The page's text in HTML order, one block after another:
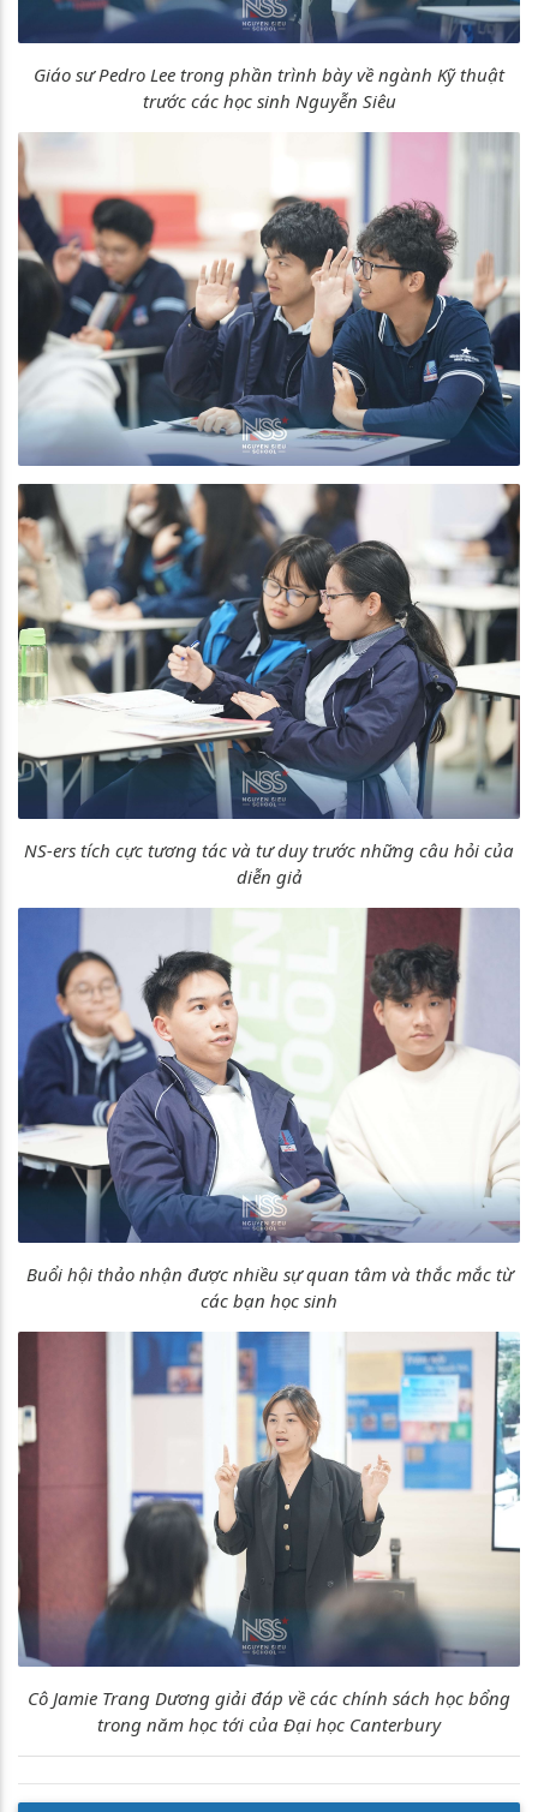
Giáo sư Pedro Lee trong phần trình bày về ngành Kỹ thuật
trước các học sinh Nguyễn Siêu
NS-ers tích cực tương tác và tư duy trước những câu hỏi của
diễn giả
Buổi hội thảo nhận được nhiều sự quan tâm và thắc mắc từ
các bạn học sinh
Cô Jamie Trang Dương giải đáp về các chính sách học bổng
trong năm học tới của Đại học Canterbury